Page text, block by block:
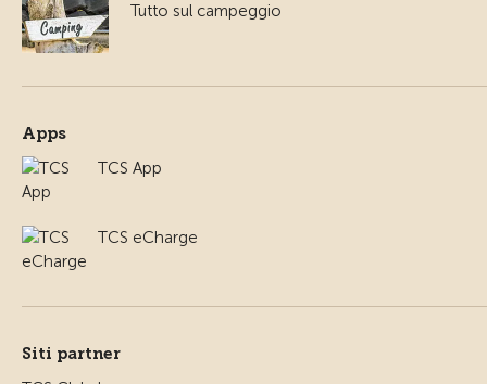
Tutto sul campeggio
Apps
TCS App
TCS eCharge
Siti partner